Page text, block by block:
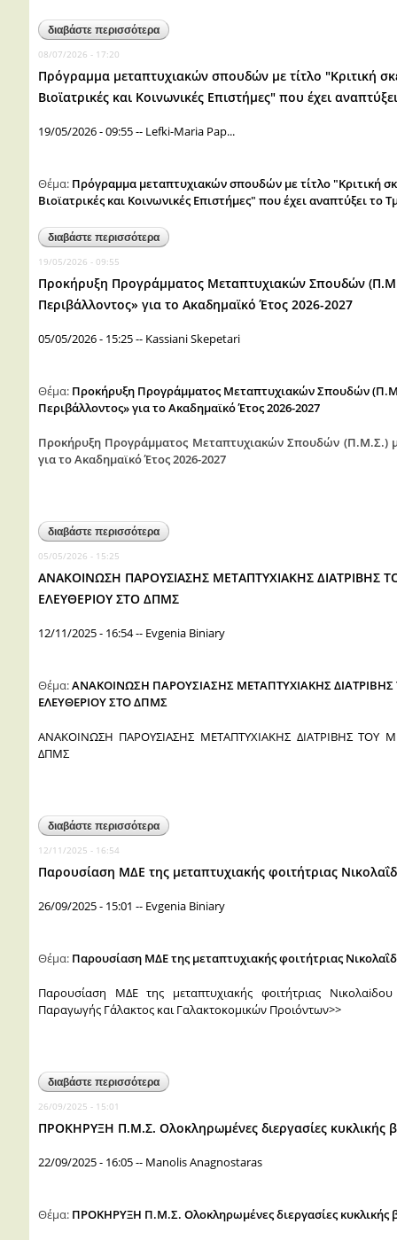
διαβάστε περισσότεραγια ανακοίνωση για δημόσια ανάπτυξη
σατολιά φωκίωνα-φώτη
08/07/2026 - 17:20
Πρόγραμμα μεταπτυχιακών σπουδών με τίτλο "Κριτική
Βιοϊατρικές και Κοινωνικές Επιστήμες" που έχει
19/05/2026 - 09:55-- Lefki-Maria Pap...
Θέμα: Πρόγραμμα μεταπτυχιακών σπουδών με τίτλο "Κριτική
Βιοϊατρικές και Κοινωνικές Επιστήμες" που έχει αναπτύξει το
διαβάστε περισσότεραγια πρόγραμμα μεταπτυχιακών σπουδών με
βιοϊατρικές και κοινωνικές επιστήμες" που
19/05/2026 - 09:55
Προκήρυξη Προγράμματος Μεταπτυχιακών Σπουδών
Περιβάλλοντος» για το Ακαδημαϊκό Έτος 2026-2027
05/05/2026 - 15:25-- Kassiani Skepetari
Θέμα: Προκήρυξη Προγράμματος Μεταπτυχιακών Σπουδών
Περιβάλλοντος» για το Ακαδημαϊκό Έτος 2026-2027
Προκήρυξη Προγράμματος Μεταπτυχιακών Σπουδών (Π.Μ.Σ.) με
για το Ακαδημαϊκό Έτος 2026-2027
διαβάστε περισσότεραγια προκήρυξη προγράμματος μεταπτυχιακών
περιβάλλοντος» για το ακαδημαϊκό έτος 2026-
05/05/2026 - 15:25
ΑΝΑΚΟΙΝΩΣΗ ΠΑΡΟΥΣΙΑΣΗΣ ΜΕΤΑΠΤΥΧΙΑΚΗΣ ΔΙΑΤΡΙΒΗΣ
ΕΛΕΥΘΕΡΙΟΥ ΣΤΟ ΔΠΜΣ
12/11/2025 - 16:54-- Evgenia Biniary
Θέμα:ΑΝΑΚΟΙΝΩΣΗ ΠΑΡΟΥΣΙΑΣΗΣ ΜΕΤΑΠΤΥΧΙΑΚΗΣ
ΕΛΕΥΘΕΡΙΟΥ ΣΤΟ ΔΠΜΣ
ΑΝΑΚΟΙΝΩΣΗ ΠΑΡΟΥΣΙΑΣΗΣ ΜΕΤΑΠΤΥΧΙΑΚΗΣ ΔΙΑΤΡΙΒΗΣ ΤΟΥ
ΔΠΜΣ
διαβάστε περισσότεραγια ανακοινωση παρουσιασης μεταπτυχιακης
στο δπμς
12/11/2025 - 16:54
Παρουσίαση ΜΔΕ της μεταπτυχιακής φοιτήτριας
26/09/2025 - 15:01 -- Evgenia Biniary
Θέμα: Παρουσίαση ΜΔΕ της μεταπτυχιακής φοιτήτριας
Παρουσίαση ΜΔΕ της μεταπτυχιακής φοιτήτριας
Παραγωγής Γάλακτος και Γαλακτοκομικών Προιόντων>>
διαβάστε περισσότεραγια παρουσίαση μδε της μεταπτυχιακής
26/09/2025 - 15:01
ΠΡΟΚΗΡΥΞΗ Π.Μ.Σ. Ολοκληρωμένες διεργασίες κυκλικής
22/09/2025 - 16:05-- Manolis Anagnostaras
Θέμα: ΠΡΟΚΗΡΥΞΗ Π.Μ.Σ. Ολοκληρωμένες διεργασίες κυκλικής